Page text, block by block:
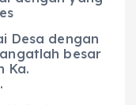
Desa dengan
besar
Ka.